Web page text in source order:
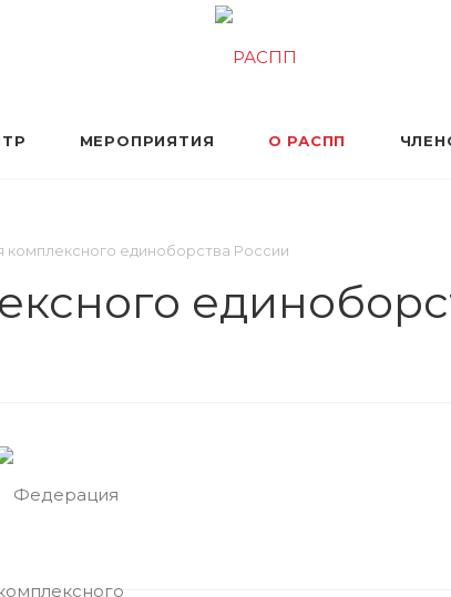
МЕРОПРИЯТИЯ О РАСПП
единоборства России